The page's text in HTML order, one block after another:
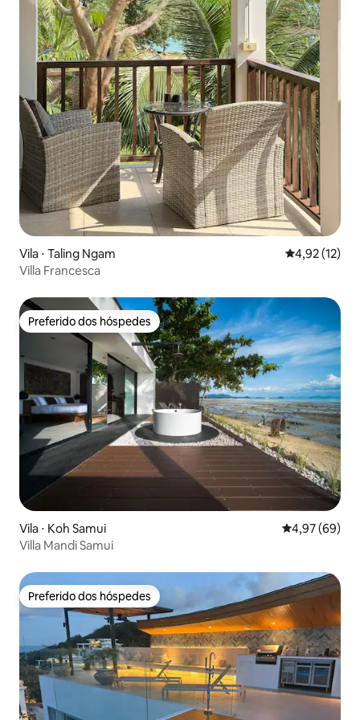
Vila ⋅ Taling Ngam 4,92 de uma
4,92 (12)
Villa Francesca
Preferido dos hóspedes
Preferido dos hóspedes
Vila ⋅ Koh Samui 4,97 de uma
4,97 (69)
Villa Mandi Samui
Preferido dos hóspedes
Preferido dos hóspedes